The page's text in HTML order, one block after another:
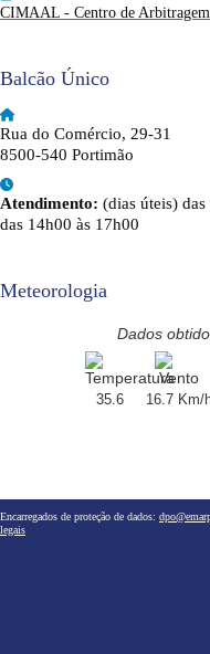
CIMAAL - Centro de
Balcão Único
Rua do Comércio, 29-31
8500-540 Portimão
Atendimento: (dias úteis)
das 14h00 às 17h00
Meteorologia
Dados
35.6 16.7 Km/
Encarregados de proteção de dados:
legais